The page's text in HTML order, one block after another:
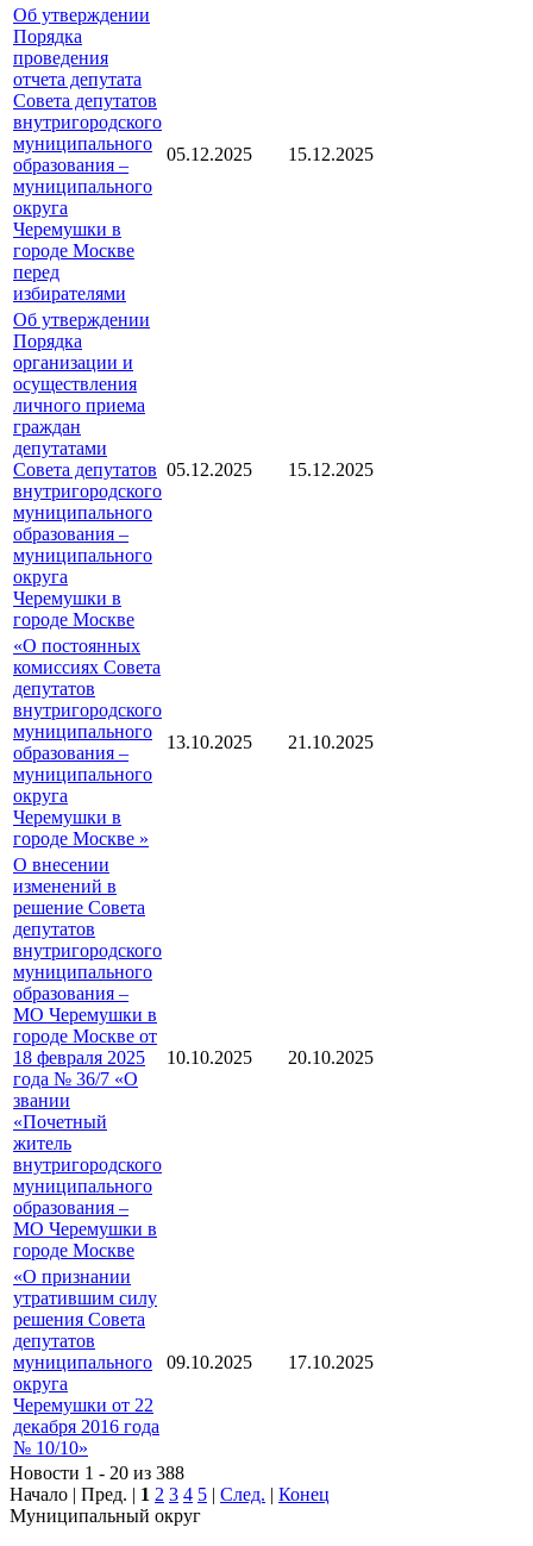
Об утверждении
Порядка
проведения
отчета депутата
Совета депутатов
внутригородского
муниципального
образования –
муниципального
округа
Черемушки в
городе Москве
перед
избирателями
05.12.2025 15.12.2025
Об утверждении
Порядка
организации и
осуществления
личного приема
граждан
депутатами
Совета депутатов
внутригородского
муниципального
образования –
муниципального
округа
Черемушки в
городе Москве
05.12.2025 15.12.2025
«О постоянных
комиссиях Совета
депутатов
внутригородского
муниципального
образования –
муниципального
округа
Черемушки в
городе Москве »
13.10.2025 21.10.2025
О внесении
изменений в
решение Совета
депутатов
внутригородского
муниципального
образования –
МО Черемушки в
городе Москве от
18 февраля 2025
года № 36/7 «О
звании
«Почетный
житель
внутригородского
муниципального
образования –
МО Черемушки в
городе Москве
10.10.2025 20.10.2025
«О признании
утратившим силу
решения Совета
депутатов
муниципального
округа
Черемушки от 22
декабря 2016 года
№ 10/10»
09.10.2025 17.10.2025
Новости 1 - 20 из 388
Начало | Пред. | 1 2 3 4 5 | След. | Конец
Муниципальный округ